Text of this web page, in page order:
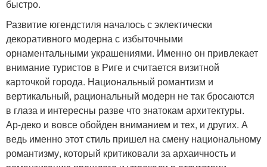
быстро.
Развитие югендстиля началось с эклектически
декоративного модерна с избыточными
орнаментальными украшениями. Именно он привлекает
внимание туристов в Риге и считается визитной
карточкой города. Национальный романтизм и
вертикальный, рациональный модерн не так бросаются
в глаза и интересны разве что знатокам архитектуры.
Ар-деко и вовсе обойден вниманием и тех, и других. А
ведь именно этот стиль пришел на смену национальному
романтизму, который критиковали за архаичность и